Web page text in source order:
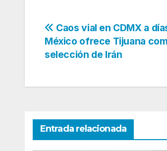
Navegación
de
Caos vial en CDMX a
México ofrece Tijuana
selección de Irán
Entrada relacionada